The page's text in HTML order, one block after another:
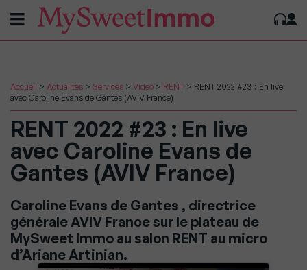
Accueil > Actualités > Services > Video > RENT > RENT 2022 #23 : En live
avec Caroline Evans de Gantes (AVIV France)
RENT 2022 #23 : En live
avec Caroline Evans de
Gantes (AVIV France)
Caroline Evans de Gantes , directrice
générale AVIV France sur le plateau de
MySweet Immo au salon RENT au micro
d’Ariane Artinian.